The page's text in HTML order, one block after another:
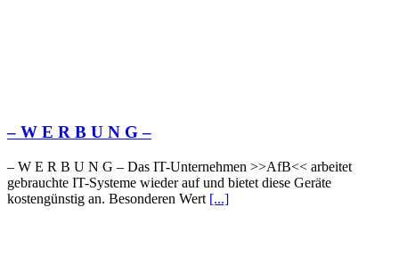
– W Ε R Β U Ν G –
– W Ε R Β U Ν G – Das IT-Unternehmen >>AfB<< arbeitet
gebrauchte IT-Systeme wieder auf und bietet diese Geräte
kostengünstig an. Besonderen Wert [...]